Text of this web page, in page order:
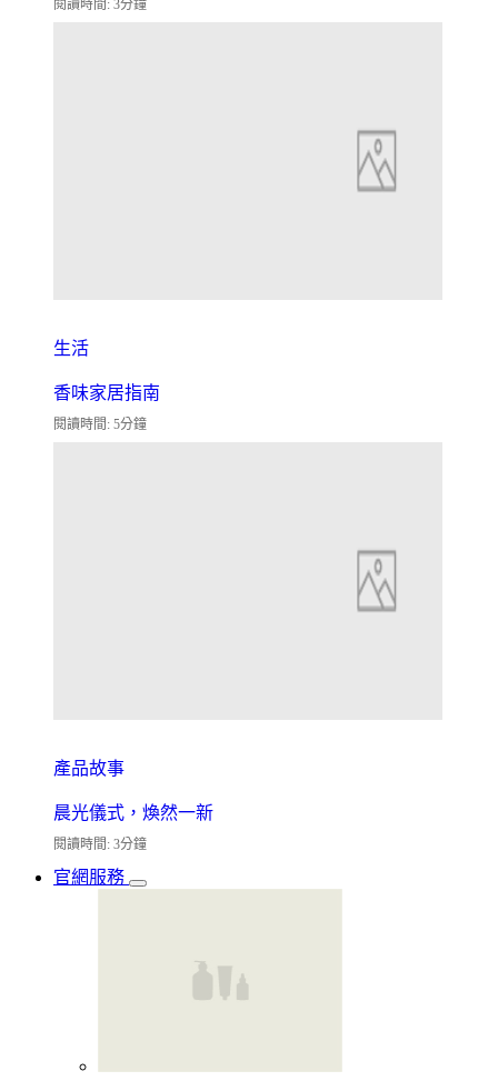
閱讀時間: 3分鐘
生活
香味家居指南
閱讀時間: 5分鐘
產品故事
晨光儀式，煥然一新
閱讀時間: 3分鐘
官網服務